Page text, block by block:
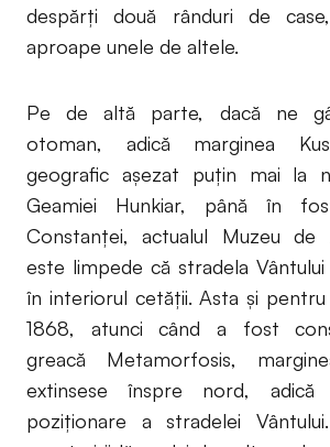
despărți două rânduri de
aproape unele de altele.
Pe de altă parte, dacă ne
otoman, adică marginea
geografic așezat puțin mai la
Geamiei Hunkiar, până în
Constanței, actualul Muzeu de
este limpede că stradela
în interiorul cetății. Asta și pentru
1868, atunci când a fost
greacă Metamorfosis,
extinsese înspre nord, adică
poziționare a stradelei